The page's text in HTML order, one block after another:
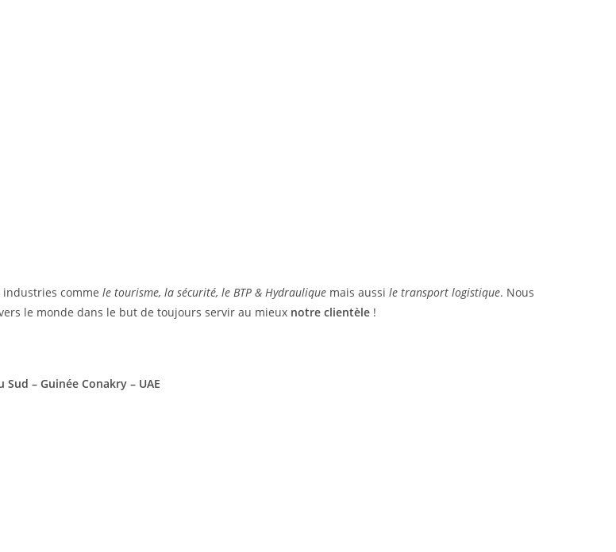
comme le tourisme, la sécurité, le BTP & Hydraulique mais aussi le transport logistique. Nous
le monde dans le but de toujours servir au mieux notre clientèle !
– Guinée Conakry – UAE